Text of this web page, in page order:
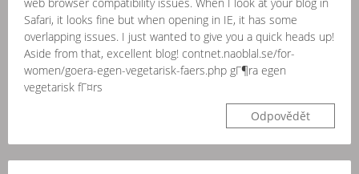
Safari, it looks fine but when opening in IE, it has some
overlapping issues. I just wanted to give you a quick heads up!
Aside from that, excellent blog! contnet.naoblal.se/for-
women/goera-egen-vegetarisk-faers.php gГ¶ra egen
vegetarisk fГ¤rs
Odpovědět